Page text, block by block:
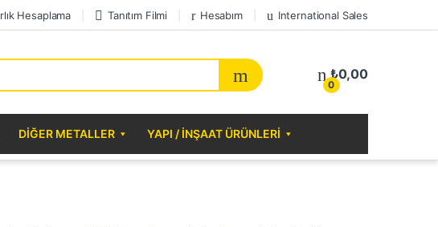
Hesaplama Tanıtım Filmi Hesabım International Sales
0
₺0,00
DIĞER METALLER YAPI / İNŞAAT ÜRÜNLERI